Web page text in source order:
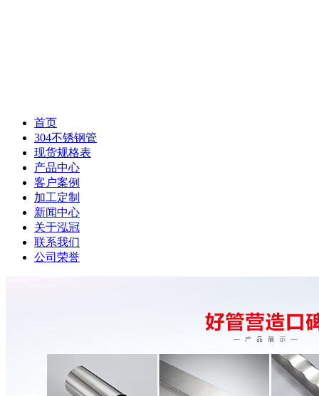
首页
304不锈钢管
现货规格表
产品中心
客户案例
加工定制
新闻中心
关于泓冠
联系我们
公司荣誉